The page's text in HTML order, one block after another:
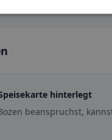
hinterlegt
beanspruchst,